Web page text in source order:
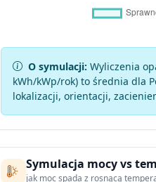
O symulacji: Wyliczenia
kWh/kWp/rok) to średnia dla
lokalizacji, orientacji,
Symulacja mocy vs
jak moc spada z rosnącą